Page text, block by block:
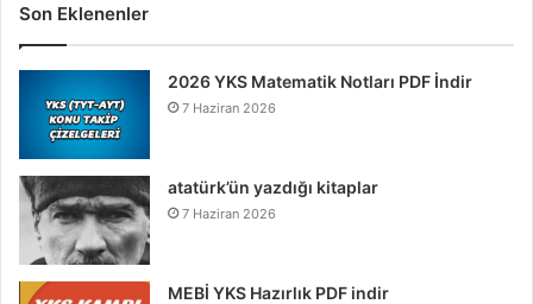
Son Eklenenler
2026 YKS Matematik Notları PDF İndir
7 Haziran 2026
atatürk’ün yazdığı kitaplar
7 Haziran 2026
MEBİ YKS Hazırlık PDF indir